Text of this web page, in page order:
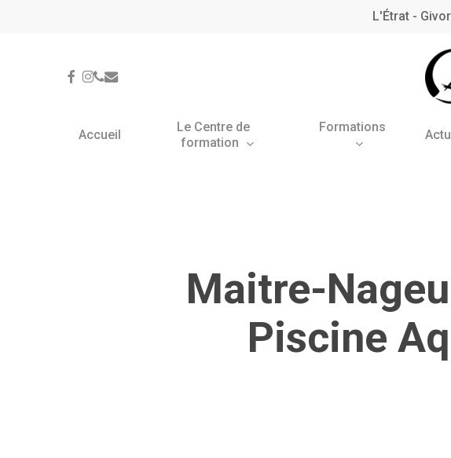
L'Étrat -
facebook
instagram
phone
email
Accueil
Le Centre de
formation
Formations
Maitre-
Piscine